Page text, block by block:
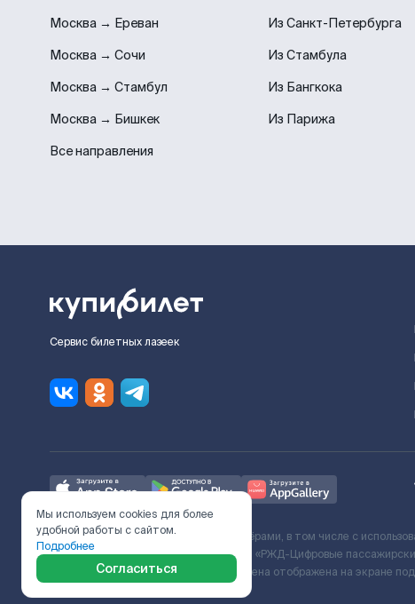
Москва → Ереван
Москва → Сочи
Москва → Стамбул
Москва → Бишкек
Все направления
Из Санкт-Петербурга
Из Стамбула
Из Бангкока
Из Парижа
Сервис билетных лазеек
Ж/Д билеты предоставляются партнёрами, в том числе с
с Поставщиком услуг и Договора ООО «РЖД-Цифровые
включает сервисный сбор. Итоговая цена отображена на экране
Мы используем cookies для более
удобной работы с сайтом.
Подробнее
Согласиться